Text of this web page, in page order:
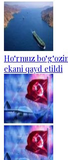
Ho‘rmuz
ekani qayd etildi